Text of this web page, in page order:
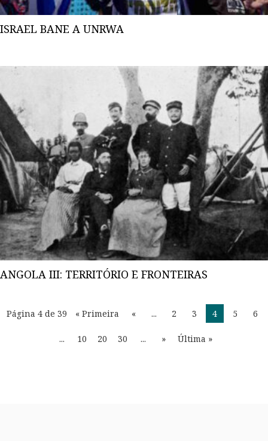
ISRAEL BANE A UNRWA
ANGOLA III: TERRITÓRIO E FRONTEIRAS
Página 4 de 39 « Primeira « ... 2 3 4 5 6
... 10 20 30 ... » Última »